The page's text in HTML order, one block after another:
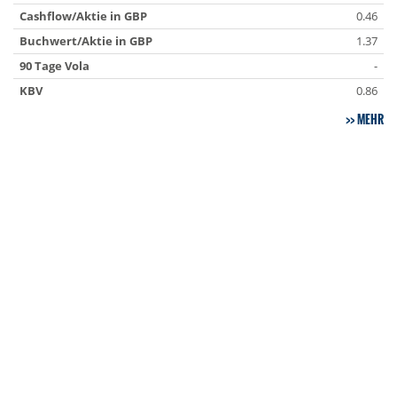
Cashflow/Aktie in GBP
0.46
Buchwert/Aktie in GBP
1.37
90 Tage Vola
-
KBV
0.86
MEHR